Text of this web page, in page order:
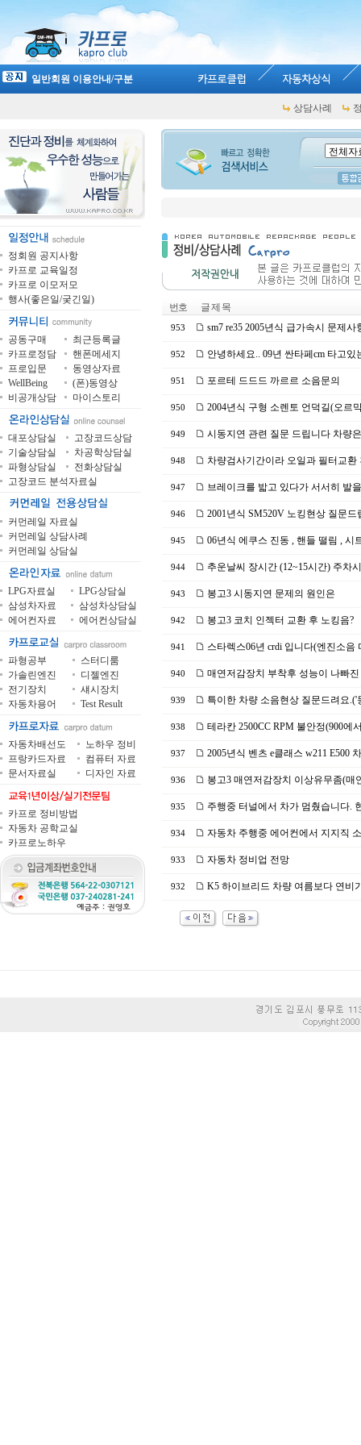
일반회원 이용안내/구분
상담사례
정회원 공지사항
카프로 교육일정
카프로 이모저모
행사(좋은일/궂긴일)
공동구매
최근등록글
카프로정담
핸폰메세지
프로입문
동영상자료
WellBeing
(폰)동영상
비공개상담
마이스토리
대포상담실
고장코드상담
기술상담실
차공학상담실
파형상담실
전화상담실
고장코드 분석자료실
커먼레일 자료실
커먼레일 상담사례
커먼레일 상담실
LPG자료실
LPG상담실
삼성차자료
삼성차상담실
에어컨자료
에어컨상담실
파형공부
스터디룸
가솔린엔진
디젤엔진
전기장치
섀시장치
자동차용어
Test Result
자동차배선도
노하우 정비
프랑카드자료
컴퓨터 자료
문서자료실
디자인 자료
카프로 정비방법
자동차 공학교실
카프로노하우
번호 글 제 목
953 sm7 re35 2005년식 급가속시 문제사
952 안녕하세요.. 09년 싼타페cm 타고
951 포르테 드드드 까르르 소음문의
950 2004년식 구형 소렌토 언덕길(오르
949 시동지연 관련 질문 드립니다 차량
948 차량검사기간이라 오일과 필터교환
947 브레이크를 밟고 있다가 서서히 발
946 2001년식 SM520V 노킹현상 질문드
945 06년식 에쿠스 진동 , 핸들 떨림 , 시
944 추운날씨 장시간 (12~15시간) 주차
943 봉고3 시동지연 문제의 원인은
942 봉고3 코치 인젝터 교환 후 노킹음?
941 스타렉스06년 crdi 입니다(엔진소음
940 매연저감장치 부착후 성능이 나빠
939 특이한 차량 소음현상 질문드려요.('
938 테라칸 2500CC RPM 불안정(900에
937 2005년식 벤츠 e클래스 w211 E500
936 봉고3 매연저감장치 이상유무좀(매
935 주행중 터널에서 차가 멈췄습니다.
934 자동차 주행중 에어컨에서 지지직
933 자동차 정비업 전망
932 K5 하이브리드 차량 여름보다 연비